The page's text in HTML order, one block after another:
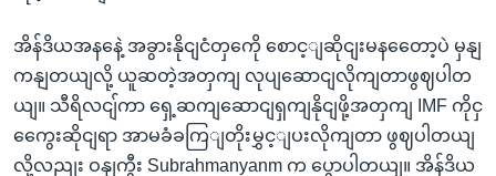
အိန်ဒိယအနနေဲ့ အခွားနိုငျငံတှကေို စောင့ျဆိုငျးမနတေော့ပဲ မှနျ
ကနျတယျလို့ ယူဆတဲ့အတှကျ လုပျဆောငျလိုကျတာဖွဈပါတ
ယျ။ သီရိလငျ်ကာ ရှေ့ဆကျဆောငျရှကျနိုငျဖို့အတှကျ IMF ကိုငှ
ကွေေးဆိုငျရာ အာမခံခကြျတိုးမွှင့ျပးလိုကျတာ ဖွဈပါတယျ
လို့လညျး ဝနျကွီး Subrahmanyanm က ပွောပါတယျ။ အိန်ဒိယ